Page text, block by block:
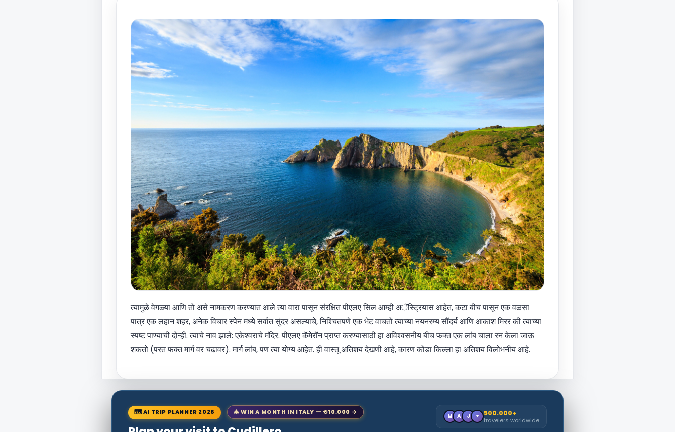
त्यामुळे वेगळ्या आणि तो असे नामकरण करण्यात आले त्या वारा पासून संरक्षित पीएलए सिल आम्ही अॅस्ट्रियास आहेत, कटा बीच पासून एक वळसा
पात्र एक लहान शहर, अनेक विचार स्पेन मध्ये सर्वात सुंदर असल्याचे, निश्चितपणे एक भेट वाचतो त्याच्या नयनरम्य सौंदर्य आणि आकाश मिरर की त्याच्या
स्पष्ट पाण्याची दोन्ही. त्याचे नाव झाले: एकेश्वराचे मंदिर. पीएलए कॅमेरॉन प्राप्त करण्यासाठी हा अविश्वसनीय बीच फक्त एक लांब चाला रन केला जाऊ
शकतो (परत फक्त मार्ग वर चढावर). मार्ग लांब, पण त्या योग्य आहेत. ही वास्तू अतिशय देखणी आहे, कारण कोंडा किल्ला हा अतिशय विलोभनीय आहे.
🗺 AI TRIP PLANNER 2026 🎄 WIN A MONTH IN ITALY — €10,000 →
M A J + 500.000+
travelers worldwide